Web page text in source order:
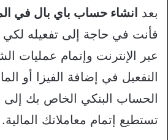
بعد انشاء حساب باي بال في
فأنت في حاجة إلى تفعيله
عبر الإنترنت وإتمام عمليات
التفعيل في إضافة الفيزا أو
الحساب البنكي الخاص بك إلى
تستطيع إتمام معاملاتك المالية.